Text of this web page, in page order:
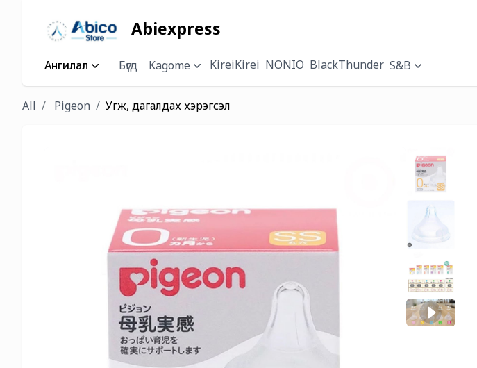
Abiexpress
Ангилал Бүгд Kagome KireiKirei NONIO BlackThunder S&B
All Pigeon Угж, дагалдах хэрэгсэл